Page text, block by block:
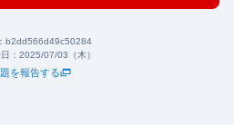
b2dd566d49c50284
： 2025/07/03（木）
を報告する